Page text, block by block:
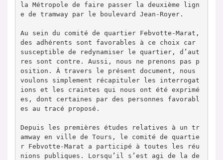
la Métropole de faire passer la deuxième lign
e de tramway par le boulevard Jean-Royer.
Au sein du comité de quartier Febvotte-Marat,
des adhérents sont favorables à ce choix car
susceptible de redynamiser le quartier, d’aut
res sont contre. Aussi, nous ne prenons pas p
osition. À travers le présent document, nous
voulons simplement récapituler les interrogat
ions et les craintes qui nous ont été exprimé
es, dont certaines par des personnes favorabl
es au tracé proposé.
Depuis les premières études relatives à un tr
amway en ville de Tours, le comité de quartie
r Febvotte-Marat a participé à toutes les réu
nions publiques. Lorsqu’il s’est agi de la de